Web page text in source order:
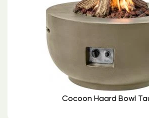
Cocoon Haard Bowl